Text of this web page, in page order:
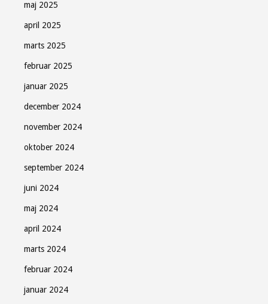
maj 2025
april 2025
marts 2025
februar 2025
januar 2025
december 2024
november 2024
oktober 2024
september 2024
juni 2024
maj 2024
april 2024
marts 2024
februar 2024
januar 2024